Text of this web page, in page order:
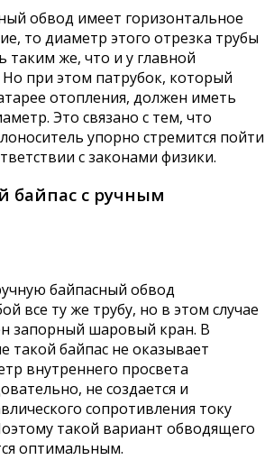
обвод имеет горизонтальное
то диаметр этого отрезка трубы
таким же, что и у главной
Но при этом патрубок, который
отопления, должен иметь
Это связано с тем, что
упорно стремится пойти
с законами физики.
байпас с ручным
байпасный обвод
все ту же трубу, но в этом случае
запорный шаровый кран. В
такой байпас не оказывает
внутреннего просвета
не создается и
сопротивления току
такой вариант обводящего
оптимальным.